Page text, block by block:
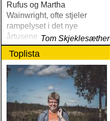
Rufus og Martha
Wainwright, ofte stjeler
rampelyset i det nye
årtusenet Tom Skjeklesæther
Toplista